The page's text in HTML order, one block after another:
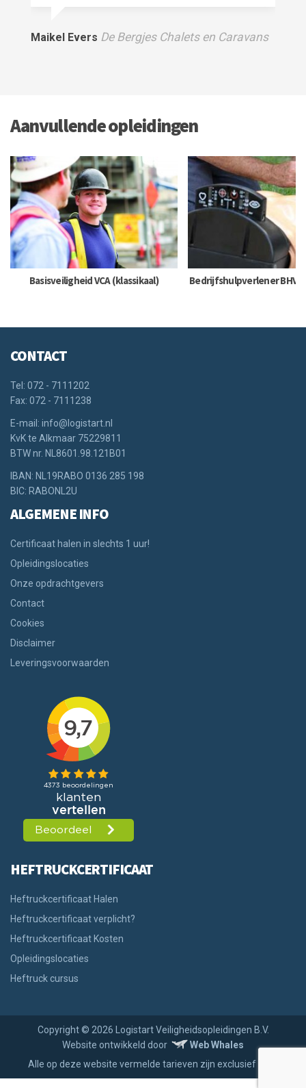
Maikel Evers De Bergjes Chalets en Caravans
Aanvullende opleidingen
Basisveiligheid VCA (klassikaal) Bedrijfshulpverlener BHV
CONTACT
Tel: 072 - 7111202
Fax: 072 - 7111238
E-mail: info@logistart.nl
KvK te Alkmaar 75229811
BTW nr. NL8601.98.121B01
IBAN: NL19RABO 0136 285 198
BIC: RABONL2U
ALGEMENE INFO
Certificaat halen in slechts 1 uur!
Opleidingslocaties
Onze opdrachtgevers
Contact
Cookies
Disclaimer
Leveringsvoorwaarden
HEFTRUCKCERTIFICAAT
Heftruckcertificaat Halen
Heftruckcertificaat verplicht?
Heftruckcertificaat Kosten
Opleidingslocaties
Heftruck cursus
Copyright © 2026 Logistart Veiligheidsopleidingen B.V.
Website ontwikkeld door
Web Whales
Alle op deze website vermelde tarieven zijn exclusief BTW